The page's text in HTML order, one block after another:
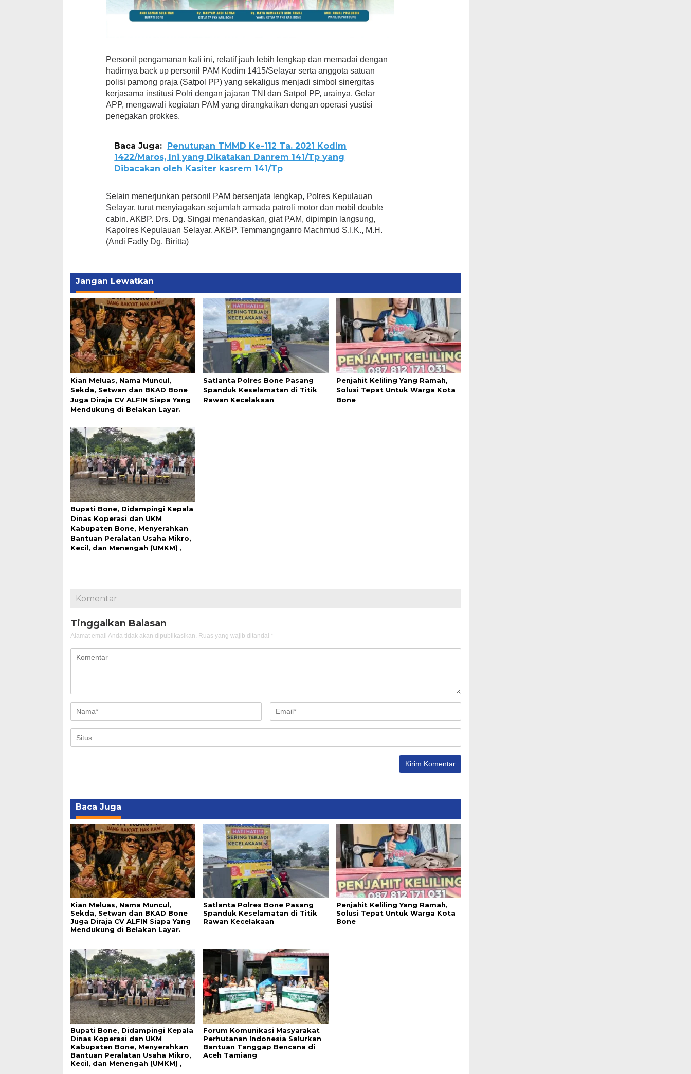
Personil pengamanan kali ini, relatif jauh lebih lengkap dan memadai dengan
hadirnya back up personil PAM Kodim 1415/Selayar serta anggota satuan
polisi pamong praja (Satpol PP) yang sekaligus menjadi simbol sinergitas
kerjasama institusi Polri dengan jajaran TNI dan Satpol PP, urainya. Gelar
APP, mengawali kegiatan PAM yang dirangkaikan dengan operasi yustisi
penegakan prokkes.
Baca Juga:
Penutupan TMMD Ke-112 Ta. 2021 Kodim
1422/Maros, Ini yang Dikatakan Danrem 141/Tp yang
Dibacakan oleh Kasiter kasrem 141/Tp
Selain menerjunkan personil PAM bersenjata lengkap, Polres Kepulauan
Selayar, turut menyiagakan sejumlah armada patroli motor dan mobil double
cabin. AKBP. Drs. Dg. Singai menandaskan, giat PAM, dipimpin langsung,
Kapolres Kepulauan Selayar, AKBP. Temmangnganro Machmud S.I.K., M.H.
(Andi Fadly Dg. Biritta)
Jangan Lewatkan
Kian Meluas, Nama Muncul,
Sekda, Setwan dan BKAD Bone
Juga Diraja CV ALFIN Siapa Yang
Mendukung di Belakan Layar.
Satlanta Polres Bone Pasang
Spanduk Keselamatan di Titik
Rawan Kecelakaan
Penjahit Keliling Yang Ramah,
Solusi Tepat Untuk Warga Kota
Bone
Bupati Bone, Didampingi Kepala
Dinas Koperasi dan UKM
Kabupaten Bone, Menyerahkan
Bantuan Peralatan Usaha Mikro,
Kecil, dan Menengah (UMKM) ,
Komentar
Tinggalkan Balasan
Alamat email Anda tidak akan dipublikasikan. Ruas yang wajib ditandai *
Baca Juga
Kian Meluas, Nama Muncul,
Sekda, Setwan dan BKAD Bone
Juga Diraja CV ALFIN Siapa Yang
Mendukung di Belakan Layar.
Satlanta Polres Bone Pasang
Spanduk Keselamatan di Titik
Rawan Kecelakaan
Penjahit Keliling Yang Ramah,
Solusi Tepat Untuk Warga Kota
Bone
Bupati Bone, Didampingi Kepala
Dinas Koperasi dan UKM
Kabupaten Bone, Menyerahkan
Bantuan Peralatan Usaha Mikro,
Kecil, dan Menengah (UMKM) ,
Forum Komunikasi Masyarakat
Perhutanan Indonesia Salurkan
Bantuan Tanggap Bencana di
Aceh Tamiang